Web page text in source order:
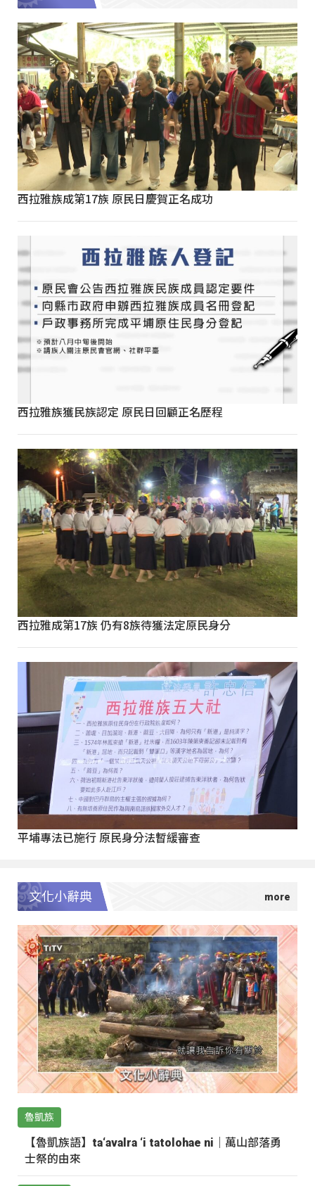
西拉雅族成第17族 原民日慶賀正名成功
西拉雅族獲民族認定 原民日回顧正名歷程
西拉雅成第17族 仍有8族待獲法定原民身分
平埔專法已施行 原民身分法暫緩審查
文化小辭典
魯凱族
【魯凱族語】ta‘avalra ‘i tatolohae ni｜萬山部落勇
士祭的由來